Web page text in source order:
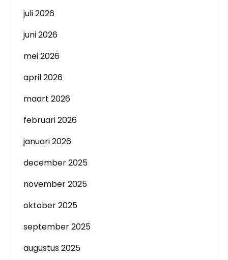
juli 2026
juni 2026
mei 2026
april 2026
maart 2026
februari 2026
januari 2026
december 2025
november 2025
oktober 2025
september 2025
augustus 2025